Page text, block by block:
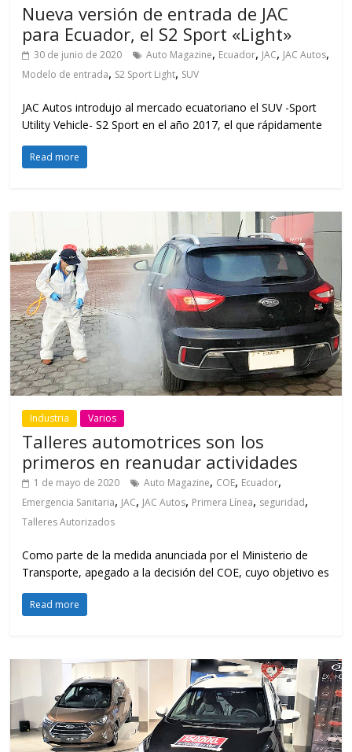
Nueva versión de entrada de JAC
para Ecuador, el S2 Sport «Light»
30 de junio de 2020 Auto Magazine, Ecuador, JAC, JAC Autos,
Modelo de entrada, S2 Sport Light, SUV
JAC Autos introdujo al mercado ecuatoriano el SUV -Sport
Utility Vehicle- S2 Sport en el año 2017, el que rápidamente
Read more
Industria Varios
Talleres automotrices son los
primeros en reanudar actividades
1 de mayo de 2020 Auto Magazine, COE, Ecuador,
Emergencia Sanitaria, JAC, JAC Autos, Primera Línea, seguridad,
Talleres Autorizados
Como parte de la medida anunciada por el Ministerio de
Transporte, apegado a la decisión del COE, cuyo objetivo es
Read more